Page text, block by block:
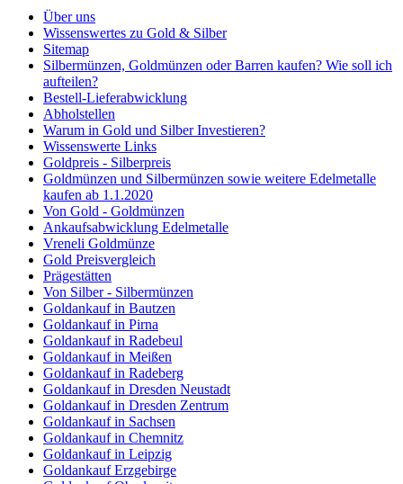
Über uns
Wissenswertes zu Gold & Silber
Sitemap
Silbermünzen, Goldmünzen oder Barren kaufen? Wie soll ich
aufteilen?
Bestell-Lieferabwicklung
Abholstellen
Warum in Gold und Silber Investieren?
Wissenswerte Links
Goldpreis - Silberpreis
Goldmünzen und Silbermünzen sowie weitere Edelmetalle
kaufen ab 1.1.2020
Von Gold - Goldmünzen
Ankaufsabwicklung Edelmetalle
Vreneli Goldmünze
Gold Preisvergleich
Prägestätten
Von Silber - Silbermünzen
Goldankauf in Bautzen
Goldankauf in Pirna
Goldankauf in Radebeul
Goldankauf in Meißen
Goldankauf in Radeberg
Goldankauf in Dresden Neustadt
Goldankauf in Dresden Zentrum
Goldankauf in Sachsen
Goldankauf in Chemnitz
Goldankauf in Leipzig
Goldankauf Erzgebirge